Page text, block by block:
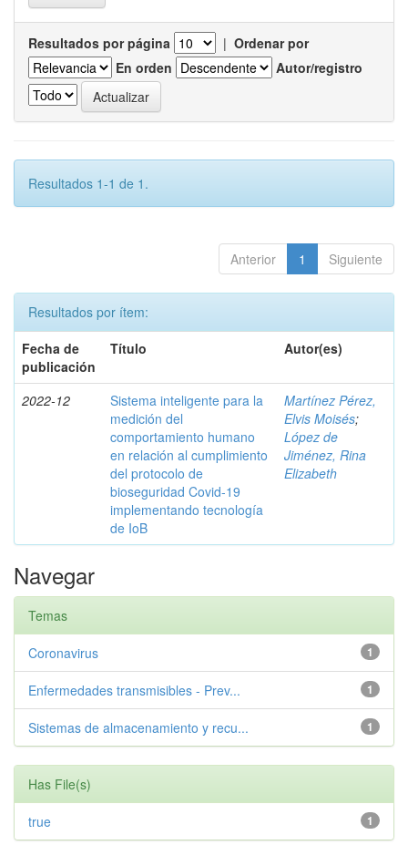
Resultados por página | Ordenar por
En orden
Autor/registro
Resultados 1-1 de 1.
Anterior 1 Siguiente
Resultados por ítem:
Fecha de
publicación
Título Autor(es)
2022-12
Sistema inteligente para la
medición del
comportamiento humano
en relación al cumplimiento
del protocolo de
bioseguridad Covid-19
implementando tecnología
de IoB
Martínez Pérez,
Elvis Moisés;
López de
Jiménez, Rina
Elizabeth
Navegar
Temas
1
Coronavirus
1
Enfermedades transmisibles - Prev...
1
Sistemas de almacenamiento y recu...
Has File(s)
1
true